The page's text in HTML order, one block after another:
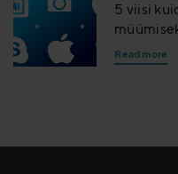
5 viisi
Read more